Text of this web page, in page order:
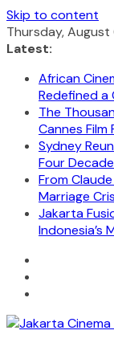
Skip to content
Thursday, August
Latest:
African
Redefined a
The
Cannes Film
Sydney
Four
From
Marriage
Jakarta
Indonesia’s